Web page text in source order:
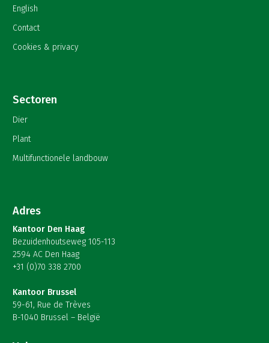
English
Contact
Cookies & privacy
Sectoren
Dier
Plant
Multifunctionele landbouw
Adres
Kantoor Den Haag
Bezuidenhoutseweg 105-113
2594 AC Den Haag
+31 (0)70 338 2700
Kantoor Brussel
59-61, Rue de Trèves
B-1040 Brussel – België